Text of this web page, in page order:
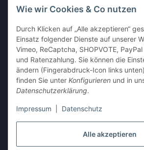
Alle akzeptieren
Wie wir Cookies & Co nutzen
Durch Klicken auf „Alle akzeptieren“
Einsatz folgender Dienste auf unserer
Vimeo, ReCaptcha, SHOPVOTE,
und Ratenzahlung. Sie können die
ändern (Fingerabdruck-Icon links
finden Sie unter Konfigurieren und in
Datenschutzerklärung.
Impressum Datenschutz